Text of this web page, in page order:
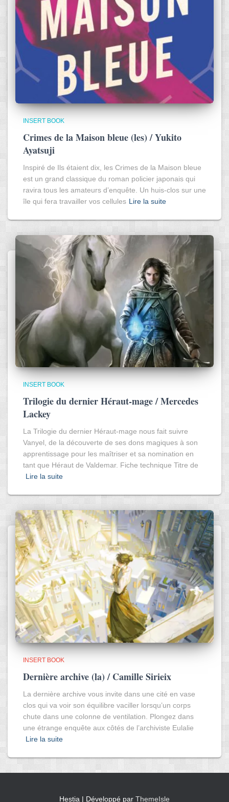
INSERT BOOK
Crimes de la Maison bleue (les) / Yukito
Ayatsuji
Inspiré de Ils étaient dix, les Crimes de la Maison bleue
est un grand classique du roman policier japonais qui
ravira tous les amateurs d’enquête. Un huis-clos sur une
île qui fera travailler vos cellules Lire la suite
INSERT BOOK
Trilogie du dernier Héraut-mage / Mercedes
Lackey
La Trilogie du dernier Héraut-mage nous fait suivre
Vanyel, de la découverte de ses dons magiques à son
apprentissage pour les maîtriser et sa nomination en
tant que Héraut de Valdemar. Fiche technique Titre de
Lire la suite
INSERT BOOK
Dernière archive (la) / Camille Sirieix
La dernière archive vous invite dans une cité en vase
clos qui va voir son équilibre vaciller lorsqu’un corps
chute dans une colonne de ventilation. Plongez dans
une étrange enquête aux côtés de l’archiviste Eulalie
Lire la suite
Hestia | Développé par ThemeIsle